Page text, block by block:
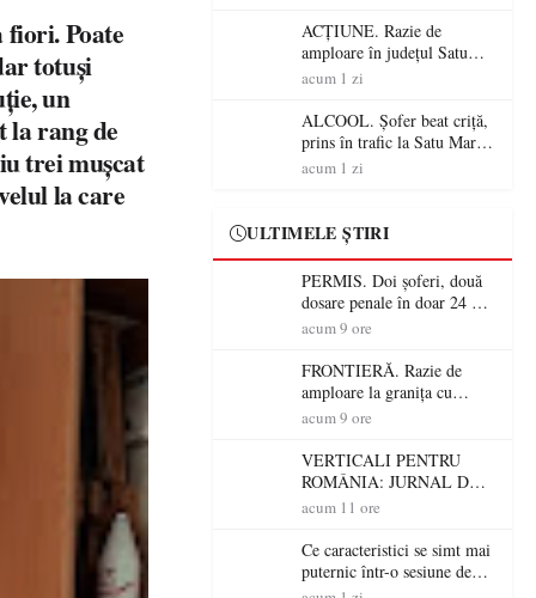
fiori. Poate
totuși
un
rang de
trei mușcat
la care
ACȚIUNE. Razie de
amploare în județul Satu
Mare! Polițiștii au dat sute
șoferi fără permis într-o
singură zi
acum 1 zi
ALCOOL. Șofer beat criță,
prins în trafic la Satu Mare!
Alcoolemie uriașă
acum 1 zi
ULTIMELE ȘTIRI
PERMIS. Doi șoferi, două
dosare penale în doar 24 de
ore la Petea! Unul avea
nu a avut niciodată permis
acum 9 ore
FRONTIERĂ. Razie de
amploare la granița cu
Ungaria! 800 de persoane și
verificate
acum 9 ore
VERTICALI PENTRU
ROMÂNIA: JURNAL DE
CĂLĂTORIE FIJET
acum 11 ore
Ce caracteristici se simt mai
puternic într-o sesiune de
distracție la sloturi online: